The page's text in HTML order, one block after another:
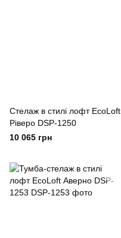
Стелаж в стилі лофт EcoLoft
Ріверо DSP-1250
10 065 грн